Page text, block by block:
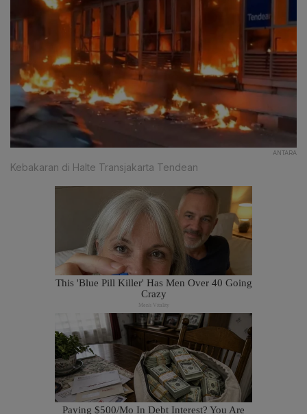
ANTARA
Kebakaran di Halte Transjakarta Tendean